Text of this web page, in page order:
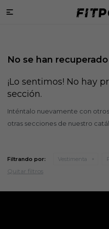

No se han
¡Lo sentimos! No hay
sección.
Inténtalo nuevamente con
otras secciones de nuestro
Filtrando por: Vestimenta
Quitar filtros